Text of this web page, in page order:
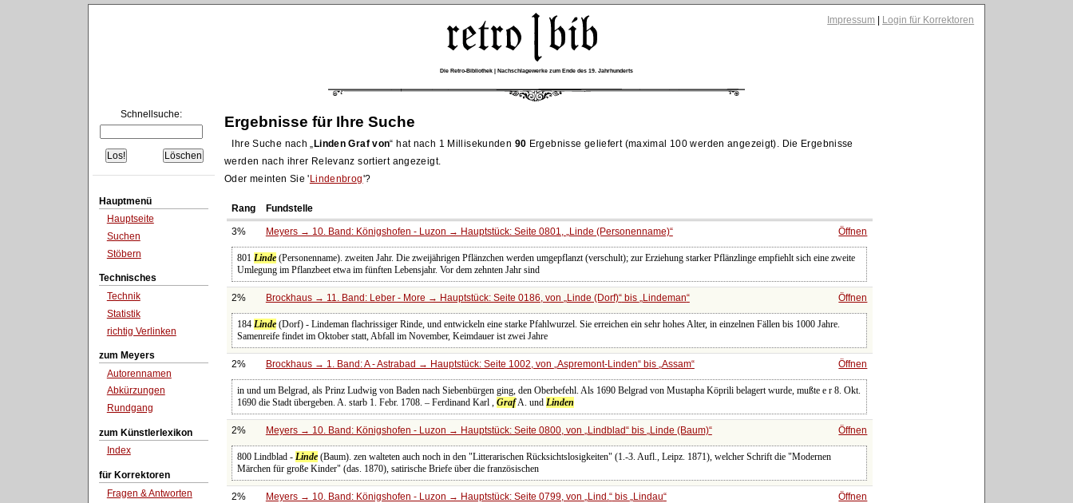
Impressum Login für Korrektoren
Die Retro-Bibliothek | Nachschlagewerke zum Ende des 19. Jahrhunderts
Schnellsuche:
Hauptmenü
Hauptseite
Suchen
Stöbern
Technisches
Technik
Statistik
richtig Verlinken
zum Meyers
Autorennamen
Abkürzungen
Rundgang
zum Künstlerlexikon
Index
für Korrektoren
Fragen & Antworten
Ergebnisse für Ihre Suche
Ihre Suche nach Linden Graf von hat nach 1 Millisekunden 90 Ergebnisse geliefert (maximal 100 werden angezeigt). Die Ergebnisse
werden nach ihrer Relevanz sortiert angezeigt.
Oder meinten Sie ' Lindenbrog'?
Rang Fundstelle
3% Meyers → 10. Band: Königshofen - Luzon → Hauptstück: Seite 0801, Linde (Personenname) Öffnen
801Linde (Personenname). zweiten Jahr. Die zweijährigen Pflänzchen werden umgepflanzt (verschult); zur Erziehung starker Pflänzlinge empfiehlt sich eine zweite
Umlegung im Pflanzbeet etwa im fünften Lebensjahr. Vor dem zehnten Jahr sind
2% Brockhaus → 11. Band: Leber - More → Hauptstück: Seite 0186, von Linde (Dorf) bis Lindeman Öffnen
184Linde (Dorf) - Lindeman flachrissiger Rinde, und entwickeln eine starke Pfahlwurzel. Sie erreichen ein sehr hohes Alter, in einzelnen Fällen bis 1000 Jahre.
Samenreife findet im Oktober statt, Abfall im November, Keimdauer ist zwei Jahre
2% Brockhaus → 1. Band: A - Astrabad → Hauptstück: Seite 1002, von Aspremont-Linden bis Assam Öffnen
in und um Belgrad, als Prinz Ludwig von Baden nach Siebenbürgen ging, den Oberbefehl. Als 1690 Belgrad von Mustapha Köprili belagert wurde, mußte e r 8. Okt.
1690 die Stadt übergeben. A. starb 1. Febr. 1708. – Ferdinand Karl ,GrafA. undLinden
2% Meyers → 10. Band: Königshofen - Luzon → Hauptstück: Seite 0800, von Lindblad bis Linde (Baum) Öffnen
800 Lindblad -Linde (Baum). zen walteten auch noch in den "Litterarischen Rücksichtslosigkeiten" (1.-3. Aufl., Leipz. 1871), welcher Schrift die "Modernen
Märchen für große Kinder" (das. 1870), satirische Briefe über die französischen
2% Meyers → 10. Band: Königshofen - Luzon → Hauptstück: Seite 0799, von Lind. bis Lindau Öffnen